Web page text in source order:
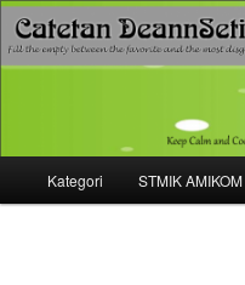
Mari bermimpi dan ciptakan
Langsung
Kategori STMIK AMIKOM